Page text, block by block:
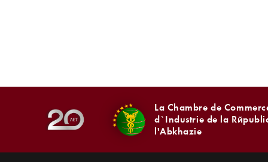
La Chambre de
d`Industrie de la
l'Abkhazie